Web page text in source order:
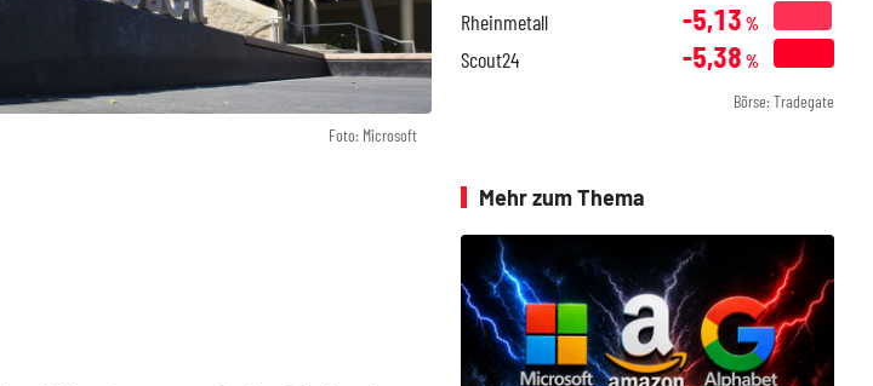
Foto: Microsoft
Rheinmetall -5,13 %
Scout24 -5,38 %
Börse: Tradegate
Mehr zum Thema